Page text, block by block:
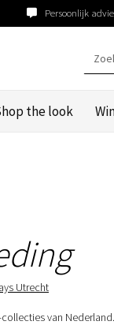
Persoonlijk
the look
Utrecht
van